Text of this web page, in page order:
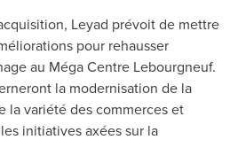
Leyad prévoit de mettre
pour rehausser
au Méga Centre Lebourgneuf.
la modernisation de la
la variété des commerces et
initiatives axées sur la